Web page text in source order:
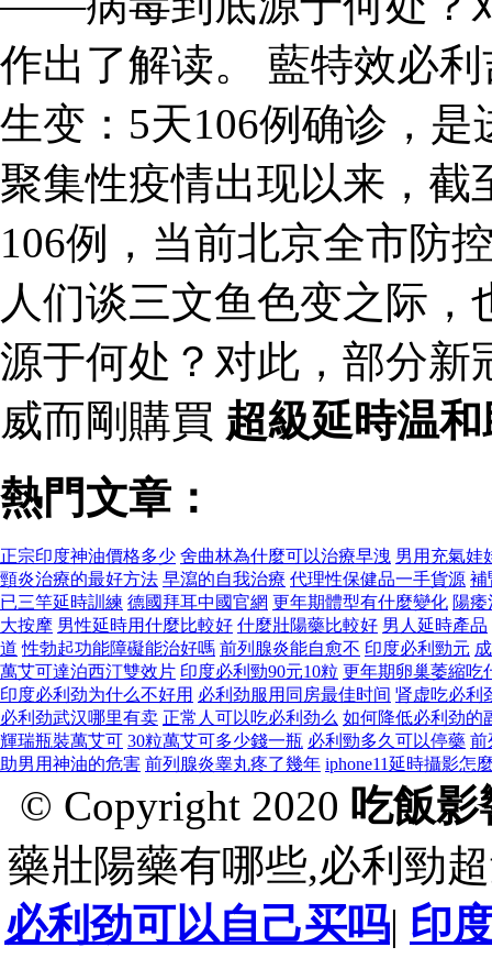
作出了解读。 藍特效必
生变：5天106例确诊，
聚集性疫情出现以来，截
106例，当前北京全市防
人们谈三文鱼色变之际
源于何处？对此，部分新
威而剛購買 超級延時温
熱門文章：
正宗印度神油價格多少 舍曲林為什麼可以治療早洩 男用充氣娃
頸炎治療的最好方法 早瀉的自我治療 代理性保健品一手貨源 補
已三竿延時訓練 德國拜耳中國官網 更年期體型有什麼變化 陽
大按摩 男性延時用什麼比較好 什麼壯陽藥比較好 男人延時產品
道 性勃起功能障礙能治好嗎 前列腺炎能自愈不 印度必利勁元
萬艾可達泊西汀雙效片 印度必利勁90元10粒 更年期卵巢萎縮吃
印度必利劲为什么不好用 必利劲服用同房最佳时间 肾虚吃必利
必利劲武汉哪里有卖 正常人可以吃必利劲么 如何降低必利劲的
輝瑞瓶裝萬艾可 30粒萬艾可多少錢一瓶 必利勁多久可以停藥 前
助男用神油的危害 前列腺炎睾丸疼了幾年 iphone11延時攝影怎
© Copyright 2020 吃飯
藥壯陽藥有哪些,必利勁
必利劲可以自己买吗| 印